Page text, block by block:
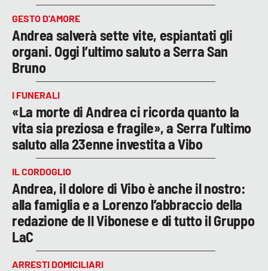
GESTO D’AMORE
Andrea salverà sette vite, espiantati gli
organi. Oggi l’ultimo saluto a Serra San
Bruno
I FUNERALI
«La morte di Andrea ci ricorda quanto la
vita sia preziosa e fragile», a Serra l’ultimo
saluto alla 23enne investita a Vibo
IL CORDOGLIO
Andrea, il dolore di Vibo è anche il nostro:
alla famiglia e a Lorenzo l’abbraccio della
redazione de Il Vibonese e di tutto il Gruppo
LaC
ARRESTI DOMICILIARI